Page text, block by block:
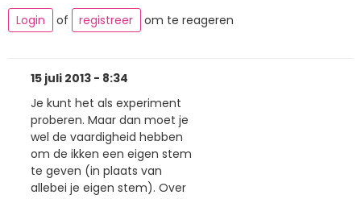
Login
of registreer om te reageren
15 juli 2013 - 8:34
Je kunt het als experiment
proberen. Maar dan moet je
wel de vaardigheid hebben
om de ikken een eigen stem
te geven (in plaats van
allebei je eigen stem). Over